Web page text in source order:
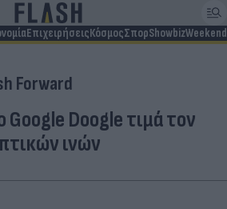
ΕπιχειρήσειςΚόσμοςΣπορShowbizWeekend
Forward
Google Doogle τιμά τον
ινών